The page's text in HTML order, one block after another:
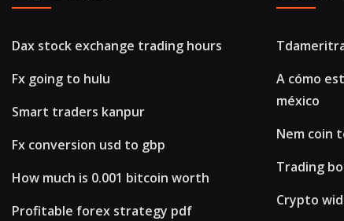
Dax stock exchange trading hours
Fx going to hulu
Smart traders kanpur
Fx conversion usd to gbp
How much is 0.001 bitcoin worth
Profitable forex strategy pdf
A cómo
méxico
Nem coin
Trading
Crypto